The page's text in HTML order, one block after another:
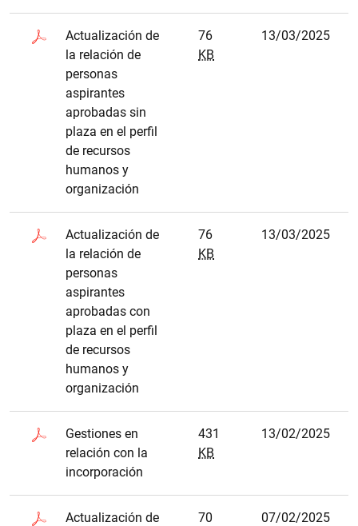
Actualización de
la relación de
personas
aspirantes
aprobadas sin
plaza en el perfil
de recursos
humanos y
organización
76
KB
13/03/2025
Actualización de
la relación de
personas
aspirantes
aprobadas con
plaza en el perfil
de recursos
humanos y
organización
76
KB
13/03/2025
Gestiones en
relación con la
incorporación
431
KB
13/02/2025
Actualización de
70
07/02/2025